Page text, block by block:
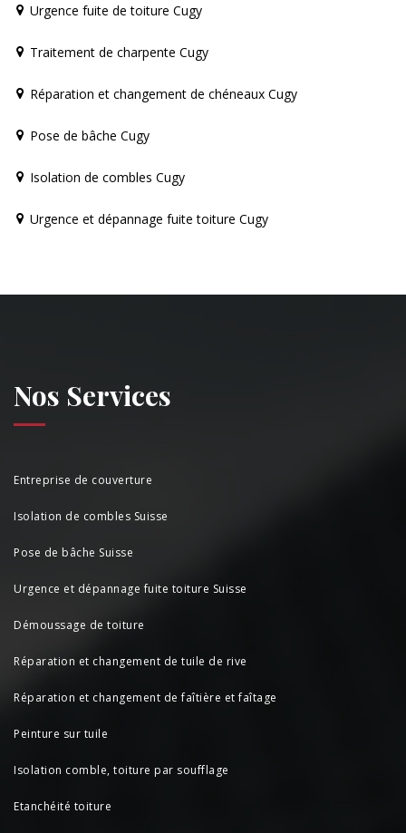
Urgence fuite de toiture Cugy
Traitement de charpente Cugy
Réparation et changement de chéneaux Cugy
Pose de bâche Cugy
Isolation de combles Cugy
Urgence et dépannage fuite toiture Cugy
Nos Services
Entreprise de couverture
Isolation de combles Suisse
Pose de bâche Suisse
Urgence et dépannage fuite toiture Suisse
Démoussage de toiture
Réparation et changement de tuile de rive
Réparation et changement de faîtière et faîtage
Peinture sur tuile
Isolation comble, toiture par soufflage
Etanchéité toiture